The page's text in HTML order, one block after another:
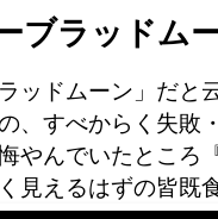
ブラッドム
ッドムーン」だ
、すべからく失
やんでいたところ
見えるはずの皆既